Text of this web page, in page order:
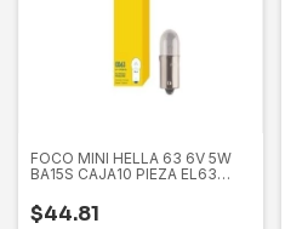
FOCO MINI HELLA 63 6V 5W
BA15S CAJA10 PIEZA EL63
$44.81